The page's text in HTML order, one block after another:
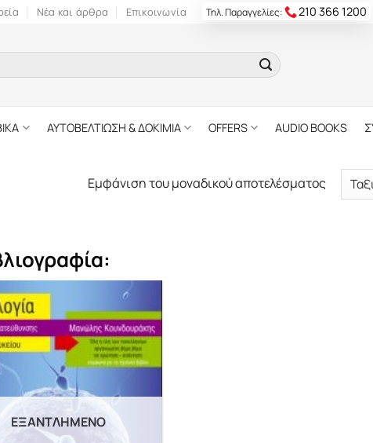
Νέα και άρθρα Επικοινωνία Τηλ. Παραγγελίες: 210 366 1200
ΑΥΤΟΒΕΛΤΙΩΣΗ & ΔΟΚΙΜΙΑ OFFERS AUDIO BOOKS
Εμφάνιση του μοναδικού αποτελέσματος
ΕΞΑΝΤΛΗΜΈΝΟ